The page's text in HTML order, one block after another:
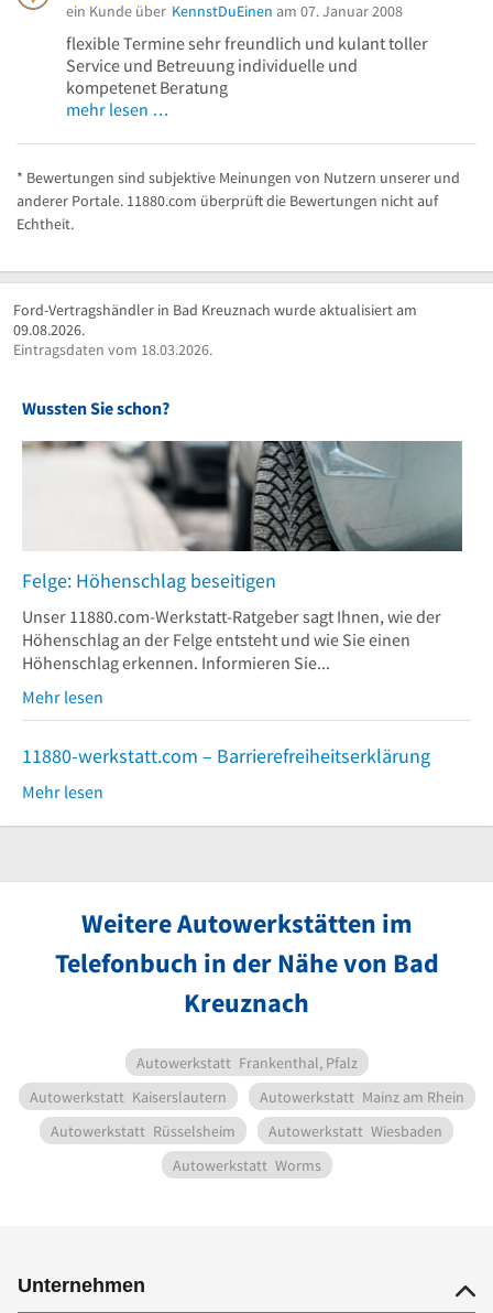
ein Kunde über KennstDuEinen am 07. Januar 2008
flexible Termine sehr freundlich und kulant toller
Service und Betreuung individuelle und
kompetenet Beratung
mehr lesen …
* Bewertungen sind subjektive Meinungen von Nutzern unserer und
anderer Portale. 11880.com überprüft die Bewertungen nicht auf
Echtheit.
Ford-Vertragshändler in Bad Kreuznach wurde aktualisiert am
09.08.2026.
Eintragsdaten vom 18.03.2026.
Wussten Sie schon?
Felge: Höhenschlag beseitigen
Unser 11880.com-Werkstatt-Ratgeber sagt Ihnen, wie der
Höhenschlag an der Felge entsteht und wie Sie einen
Höhenschlag erkennen. Informieren Sie...
Mehr lesen
11880-werkstatt.com – Barrierefreiheitserklärung
Mehr lesen
Weitere Autowerkstätten im
Telefonbuch in der Nähe von Bad
Kreuznach
Autowerkstatt Frankenthal, Pfalz
Autowerkstatt Kaiserslautern Autowerkstatt Mainz am Rhein
Autowerkstatt Rüsselsheim Autowerkstatt Wiesbaden
Autowerkstatt Worms
Unternehmen